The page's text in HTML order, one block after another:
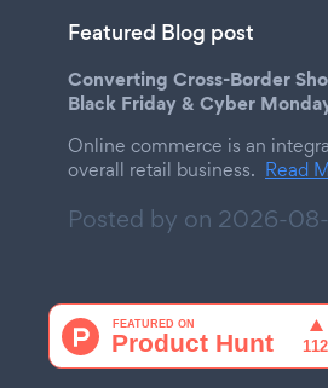
Featured Blog post
Converting Cross-Border
Black Friday & Cyber
Online commerce is an
overall retail business. Read
Posted by on 2026-